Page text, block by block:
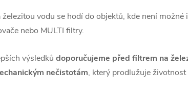
vodu se hodí do objektů, kde není možné
nebo MULTI filtry.
výsledků doporučujeme před filtrem na
nečistotám, který prodlužuje